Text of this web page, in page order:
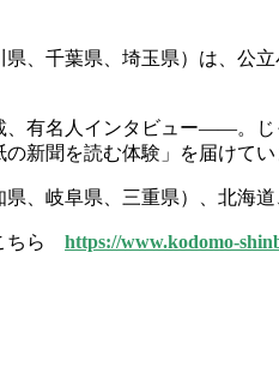
県、千葉県、埼玉県）は、
有名人インタビュー――。
新聞を読む体験」を届けて
県、岐阜県、三重県）、北海
ちら https://www.kodomo-